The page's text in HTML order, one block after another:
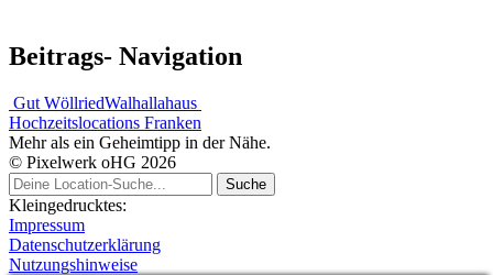
Beitrags- Navigation
Gut WöllriedWalhallahaus
Hochzeitslocations Franken
Mehr als ein Geheimtipp in der Nähe.
© Pixelwerk oHG 2026
Kleingedrucktes:
Impressum
Datenschutzerklärung
Nutzungshinweise